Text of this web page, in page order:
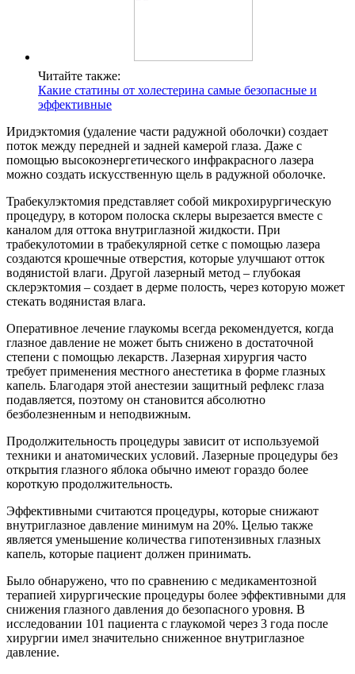
Читайте также:
Какие статины от холестерина самые безопасные и
эффективные
Иридэктомия (удаление части радужной оболочки) создает
поток между передней и задней камерой глаза. Даже с
помощью высокоэнергетического инфракрасного лазера
можно создать искусственную щель в радужной оболочке.
Трабекулэктомия представляет собой микрохирургическую
процедуру, в котором полоска склеры вырезается вместе с
каналом для оттока внутриглазной жидкости. При
трабекулотомии в трабекулярной сетке с помощью лазера
создаются крошечные отверстия, которые улучшают отток
водянистой влаги. Другой лазерный метод – глубокая
склерэктомия – создает в дерме полость, через которую может
стекать водянистая влага.
Оперативное лечение глаукомы всегда рекомендуется, когда
глазное давление не может быть снижено в достаточной
степени с помощью лекарств. Лазерная хирургия часто
требует применения местного анестетика в форме глазных
капель. Благодаря этой анестезии защитный рефлекс глаза
подавляется, поэтому он становится абсолютно
безболезненным и неподвижным.
Продолжительность процедуры зависит от используемой
техники и анатомических условий. Лазерные процедуры без
открытия глазного яблока обычно имеют гораздо более
короткую продолжительность.
Эффективными считаются процедуры, которые снижают
внутриглазное давление минимум на 20%. Целью также
является уменьшение количества гипотензивных глазных
капель, которые пациент должен принимать.
Было обнаружено, что по сравнению с медикаментозной
терапией хирургические процедуры более эффективными для
снижения глазного давления до безопасного уровня. В
исследовании 101 пациента с глаукомой через 3 года после
хирургии имел значительно сниженное внутриглазное
давление.